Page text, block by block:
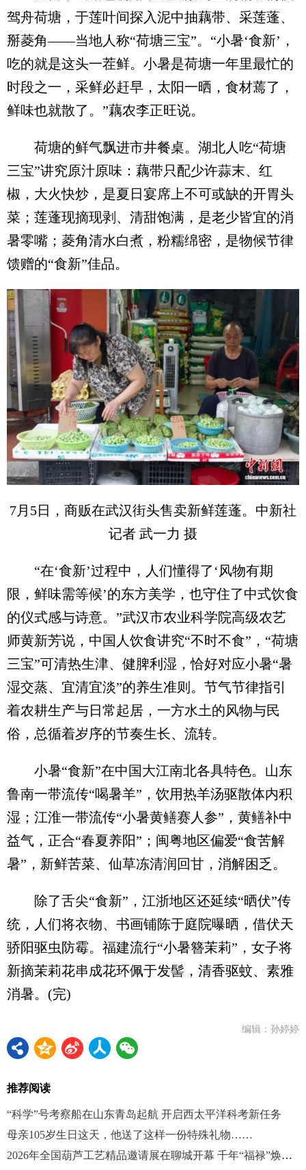
驾舟荷塘，于莲叶间探入泥中抽藕带、采莲蓬、
掰菱角——当地人称“荷塘三宝”。“小暑‘食新’，
吃的就是这头一茬鲜。小暑是荷塘一年里最忙的
时段之一，采鲜必赶早，太阳一晒，食材蔫了，
鲜味也就散了。”藕农李正旺说。
荷塘的鲜气飘进市井餐桌。湖北人吃“荷塘
三宝”讲究原汁原味：藕带只配少许蒜末、红
椒，大火快炒，是夏日宴席上不可或缺的开胃头
菜；莲蓬现摘现剥、清甜饱满，是老少皆宜的消
暑零嘴；菱角清水白煮，粉糯绵密，是物候节律
馈赠的“食新”佳品。
7月5日，商贩在武汉街头售卖新鲜莲蓬。中新社
记者 武一力 摄
“在‘食新’过程中，人们懂得了‘风物有期
限，鲜味需等候’的东方美学，也守住了中式饮食
的仪式感与诗意。”武汉市农业科学院高级农艺
师黄新芳说，中国人饮食讲究“不时不食”，“荷塘
三宝”可清热生津、健脾利湿，恰好对应小暑“暑
湿交蒸、宜清宜淡”的养生准则。节气节律指引
着农耕生产与日常起居，一方水土的风物与民
俗，总循着岁序的节奏生长、流转。
小暑“食新”在中国大江南北各具特色。山东
鲁南一带流传“喝暑羊”，饮用热羊汤驱散体内积
湿；江淮一带流传“小暑黄鳝赛人参”，黄鳝补中
益气，正合“春夏养阳”；闽粤地区偏爱“食苦解
暑”，新鲜苦菜、仙草冻清润回甘，消解困乏。
除了舌尖“食新”，江浙地区还延续“晒伏”传
统，人们将衣物、书画铺陈于庭院曝晒，借伏天
骄阳驱虫防霉。福建流行“小暑簪茉莉”，女子将
新摘茉莉花串成花环佩于发髻，清香驱蚊、素雅
消暑。(完)
编辑：孙婷婷
推荐阅读
“科学”号考察船在山东青岛起航 开启西太平洋科考新任务
母亲105岁生日这天，他送了这样一份特殊礼物……
2026年全国葫芦工艺精品邀请展在聊城开幕 千年“福禄”焕新彩